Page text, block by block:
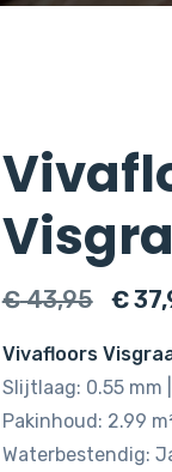
€43,95
was:
€
€
Vivafloors
Slijtlaag: 0.55 mm
Pakinhoud: 2.99
Waterbestendig: